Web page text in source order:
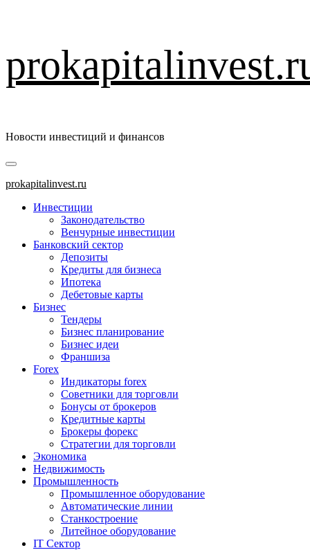
к
содержимому
Новости инвестиций и финансов
Основное
меню
prokapitalinvest.ru
Инвестиции
Законодательство
Венчурные инвестиции
Банковский сектор
Депозиты
Кредиты для бизнеса
Ипотека
Дебетовые карты
Бизнес
Тендеры
Бизнес планирование
Бизнес идеи
Франшиза
Forex
Индикаторы forex
Советники для торговли
Бонусы от брокеров
Кредитные карты
Брокеры форекс
Стратегии для торговли
Экономика
Недвижимость
Промышленность
Промышленное оборудование
Автоматические линии
Станкостроение
Литейное оборудование
IT Сектор